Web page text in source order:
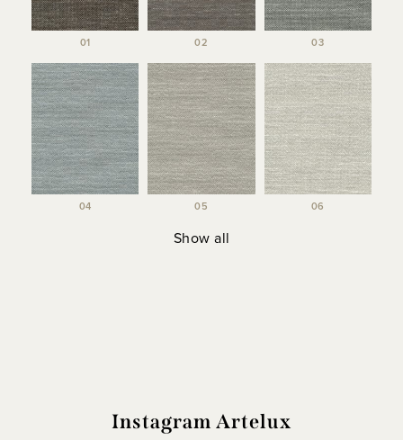
01 02 03
04 05 06
Show all
Instagram Artelux